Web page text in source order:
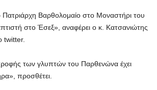
Πατριάρχη Βαρθολομαίο στο Μοναστήρι του
στο Έσεξ», αναφέρει ο κ. Κατσανιώτης
twitter.
των γλυπτών του Παρθενώνα έχει
προσθέτει.